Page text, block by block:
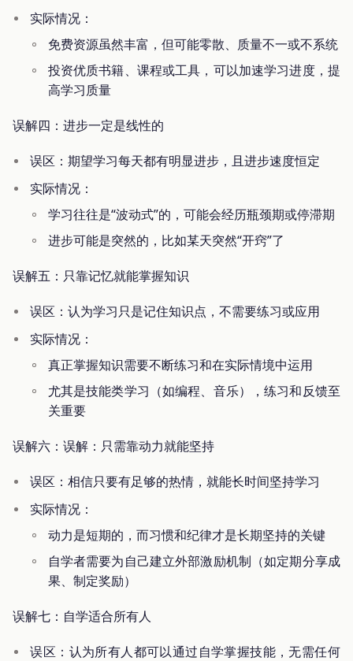
实际情况：
免费资源虽然丰富，但可能零散、质量不一或不系统
投资优质书籍、课程或工具，可以加速学习进度，提
高学习质量
误解四：进步一定是线性的
误区：期望学习每天都有明显进步，且进步速度恒定
实际情况：
学习往往是“波动式”的，可能会经历瓶颈期或停滞期
进步可能是突然的，比如某天突然“开窍”了
误解五：只靠记忆就能掌握知识
误区：认为学习只是记住知识点，不需要练习或应用
实际情况：
真正掌握知识需要不断练习和在实际情境中运用
尤其是技能类学习（如编程、音乐），练习和反馈至
关重要
误解六：误解：只需靠动力就能坚持
误区：相信只要有足够的热情，就能长时间坚持学习
实际情况：
动力是短期的，而习惯和纪律才是长期坚持的关键
自学者需要为自己建立外部激励机制（如定期分享成
果、制定奖励）
误解七：自学适合所有人
误区：认为所有人都可以通过自学掌握技能，无需任何